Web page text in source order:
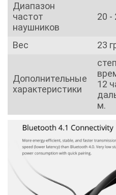
Диапазон
частот
наушников
20 -
Вес 23
Дополнительные
характеристики
12
м.